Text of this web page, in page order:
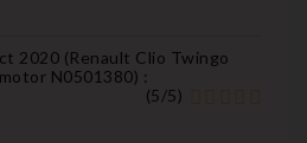
2020 (Renault Clio Twingo
N0501380) :
(5/5)